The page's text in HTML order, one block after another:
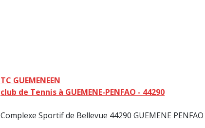
TC GUEMENEEN
club de Tennis à GUEMENE-PENFAO - 44290
Complexe Sportif de Bellevue 44290 GUEMENE PENFAO